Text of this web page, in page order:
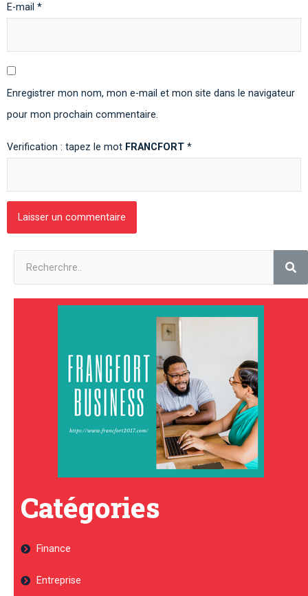
E-mail *
Enregistrer mon nom, mon e-mail et mon site dans le navigateur
pour mon prochain commentaire.
Verification : tapez le mot FRANCFORT *
Catégories
Finance
Entreprise